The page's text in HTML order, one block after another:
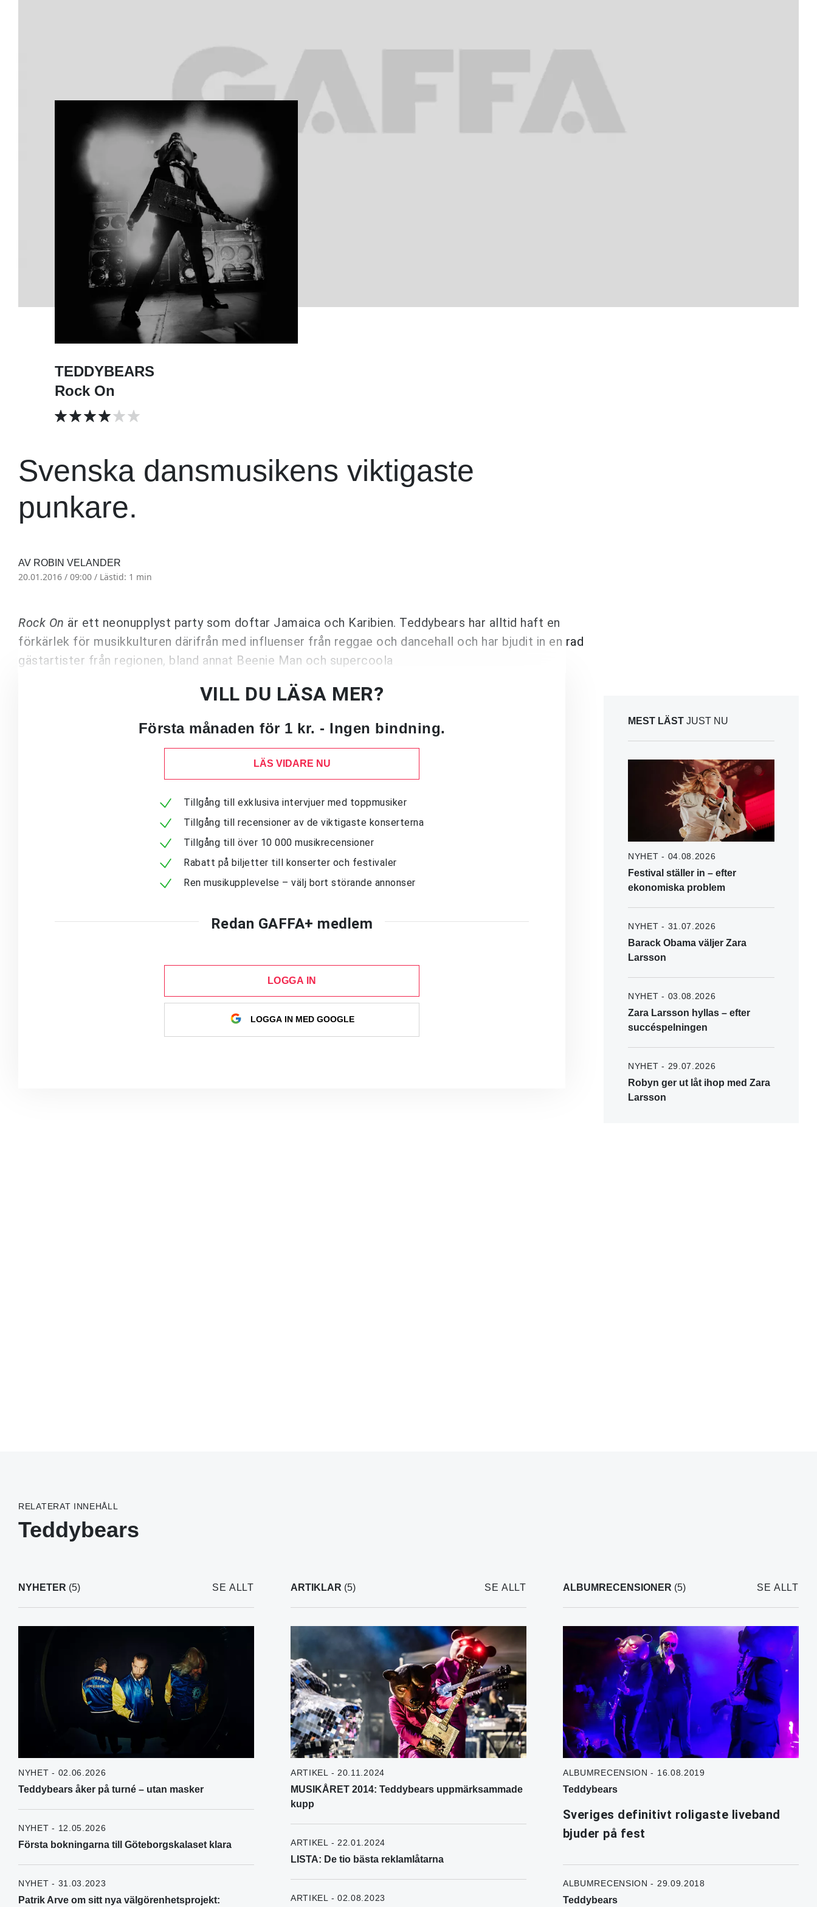
TEDDYBEARS
Rock On
Svenska dansmusikens viktigaste
punkare.
AV ROBIN VELANDER
20.01.2016 / 09:00 / Lästid: 1 min
Rock On är ett neonupplyst party som doftar Jamaica och Karibien. Teddybears har alltid haft en
förkärlek för musikkulturen därifrån med influenser från reggae och dancehall och har bjudit in en rad
gästartister från regionen, bland annat Beenie Man och supercoola
VILL DU LÄSA MER?
Första månaden för 1 kr. - Ingen bindning.
LÄS VIDARE NU
Tillgång till exklusiva intervjuer med toppmusiker
Tillgång till recensioner av de viktigaste konserterna
Tillgång till över 10 000 musikrecensioner
Rabatt på biljetter till konserter och festivaler
Ren musikupplevelse – välj bort störande annonser
Redan GAFFA+ medlem
LOGGA IN
LOGGA IN MED GOOGLE
MEST LÄST JUST NU
NYHET - 04.08.2026
Festival ställer in – efter
ekonomiska problem
NYHET - 31.07.2026
Barack Obama väljer Zara
Larsson
NYHET - 03.08.2026
Zara Larsson hyllas – efter
succéspelningen
NYHET - 29.07.2026
Robyn ger ut låt ihop med Zara
Larsson
RELATERAT INNEHÅLL
Teddybears
NYHETER (5) SE ALLT
NYHET - 02.06.2026
Teddybears åker på turné – utan masker
NYHET - 12.05.2026
Första bokningarna till Göteborgskalaset klara
NYHET - 31.03.2023
Patrik Arve om sitt nya välgörenhetsprojekt:
ARTIKLAR (5) SE ALLT
ARTIKEL - 20.11.2024
MUSIKÅRET 2014: Teddybears uppmärksammade
kupp
ARTIKEL - 22.01.2024
LISTA: De tio bästa reklamlåtarna
ARTIKEL - 02.08.2023
ALBUMRECENSIONER (5) SE ALLT
ALBUMRECENSION - 16.08.2019
Teddybears
Sveriges definitivt roligaste liveband
bjuder på fest
ALBUMRECENSION - 29.09.2018
Teddybears